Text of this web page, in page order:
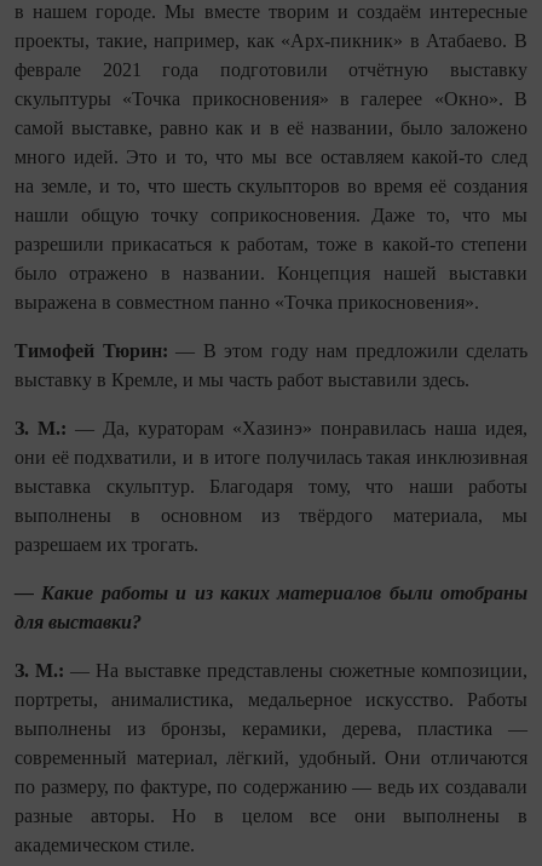
в нашем городе. Мы вместе творим и создаём интересные
проекты, такие, например, как «Арх-пикник» в Атабаево. В
феврале 2021 года подготовили отчётную выставку
скульптуры «Точка прикосновения» в галерее «Окно». В
самой выставке, равно как и в её названии, было заложено
много идей. Это и то, что мы все оставляем какой-то след
на земле, и то, что шесть скульпторов во время её создания
нашли общую точку соприкосновения. Даже то, что мы
разрешили прикасаться к работам, тоже в какой-то степени
было отражено в названии. Концепция нашей выставки
выражена в совместном панно «Точка прикосновения».
Тимофей Тюрин: — В этом году нам предложили сделать
выставку в Кремле, и мы часть работ выставили здесь.
З. М.: — Да, кураторам «Хазинэ» понравилась наша идея,
они её подхватили, и в итоге получилась такая инклюзивная
выставка скульптур. Благодаря тому, что наши работы
выполнены в основном из твёрдого материала, мы
разрешаем их трогать.
— Какие работы и из каких материалов были отобраны
для выставки?
З. М.: — На выставке представлены сюжетные композиции,
портреты, анималистика, медальерное искусство. Работы
выполнены из бронзы, керамики, дерева, пластика —
современный материал, лёгкий, удобный. Они отличаются
по размеру, по фактуре, по содержанию — ведь их создавали
разные авторы. Но в целом все они выполнены в
академическом стиле.